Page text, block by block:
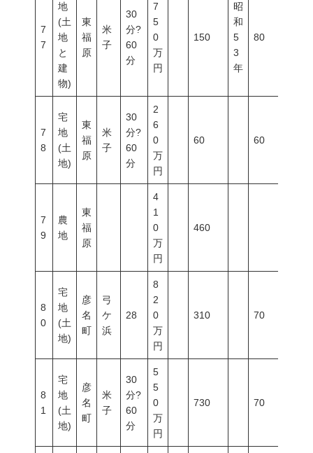
7
7
地
(土
地
と
建
物)
東
福
原
米
子
30
分?
60
分
7
5
0
万
円
150
昭
和
5
3
年
80
7
8
宅
地
(土
地)
東
福
原
米
子
30
分?
60
分
2
6
0
万
円
60 60
7
9
農
地
東
福
原
4
1
0
万
円
460
8
0
宅
地
(土
地)
彦
名
町
弓
ケ
浜
28
8
2
0
万
円
310 70
8
1
宅
地
(土
地)
彦
名
町
米
子
30
分?
60
分
5
5
0
万
円
730 70